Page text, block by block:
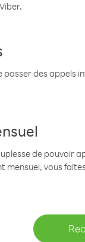
des appels
de pouvoir
vous